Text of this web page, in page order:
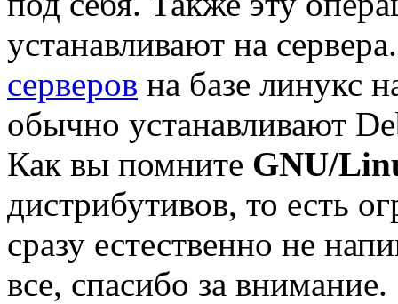
устанавливают на
серверов на базе линукс
обычно устанавливают
Как вы помните GNU/
дистрибутивов, то есть
сразу естественно не
все, спасибо за внимание.